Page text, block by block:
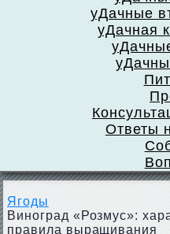
уДачные
уДачная
Ответы
Ягоды
Виноград «Розмус»:
правила выращивания